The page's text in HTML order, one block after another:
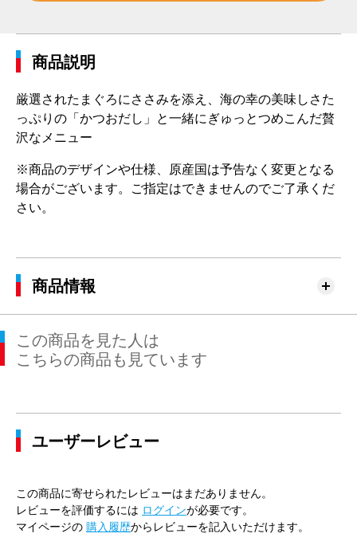
商品説明
厳選されたまぐろにささみを添え、海の幸の美味しさた
っぷりの「かつおだし」と一緒にぎゅっとつめこんだ贅
沢なメニュー
※商品のデザインや仕様、原産国は予告なく変更となる
場合がございます。ご指定はできませんのでご了承くだ
さい。
商品情報
この商品を見た人は
こちらの商品も見ています
ユーザーレビュー
この商品に寄せられたレビューはまだありません。
レビューを評価するには ログインが必要です。
マイページの 購入履歴からレビューを記入いただけます。